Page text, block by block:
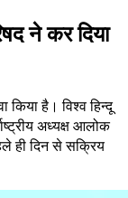
ने कर दिया
किया है। विश्व हिन्दू
अध्यक्ष आलोक
ही दिन से सक्रिय